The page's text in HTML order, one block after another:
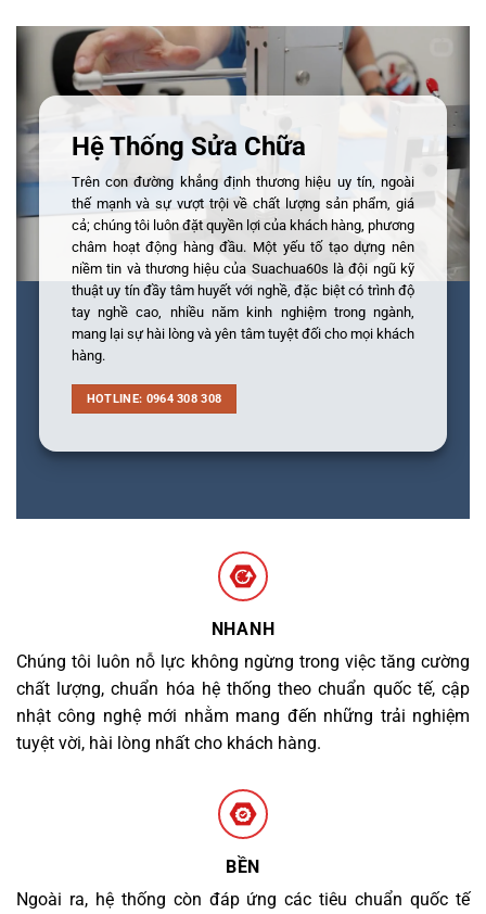
Hệ Thống Sửa Chữa
Trên con đường khẳng định thương hiệu uy tín, ngoài
thế mạnh và sự vượt trội về chất lượng sản phẩm, giá
cả; chúng tôi luôn đặt quyền lợi của khách hàng, phương
châm hoạt động hàng đầu. Một yếu tố tạo dựng nên
niềm tin và thương hiệu của Suachua60s là đội ngũ kỹ
thuật uy tín đầy tâm huyết với nghề, đặc biệt có trình độ
tay nghề cao, nhiều năm kinh nghiệm trong ngành,
mang lại sự hài lòng và yên tâm tuyệt đối cho mọi khách
hàng.
HOTLINE: 0964 308 308
NHANH
Chúng tôi luôn nỗ lực không ngừng trong việc tăng cường
chất lượng, chuẩn hóa hệ thống theo chuẩn quốc tế, cập
nhật công nghệ mới nhằm mang đến những trải nghiệm
tuyệt vời, hài lòng nhất cho khách hàng.
BỀN
Ngoài ra, hệ thống còn đáp ứng các tiêu chuẩn quốc tế